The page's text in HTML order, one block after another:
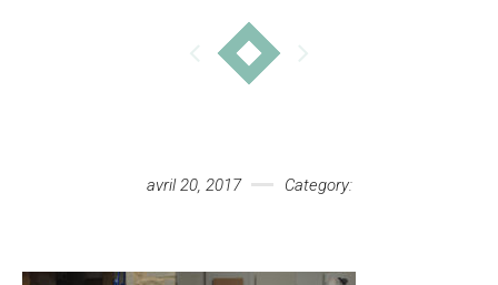
avril 20, 2017 Category: